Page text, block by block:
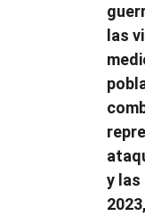
las
y las